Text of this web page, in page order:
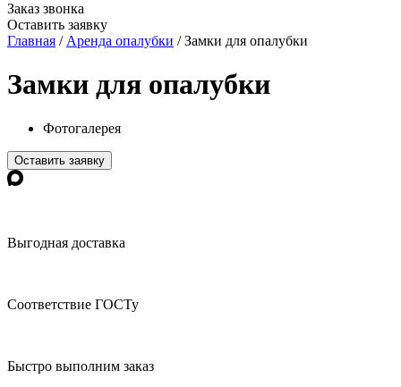
Заказ звонка
Оставить заявку
Главная / Аренда опалубки /Замки для опалубки
Замки для опалубки
Фотогалерея
Оставить заявку
Выгодная доставка
Соответствие ГОСТу
Быстро выполним заказ